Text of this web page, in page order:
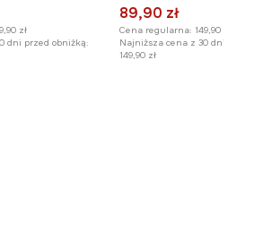
zł
dni przed obniżką:
89,90 zł
Cena regularna: 149,90 zł
Najniższa cena z 30 dni przed
149,90 zł